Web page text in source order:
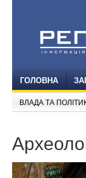
ГОЛОВНА
ВЛАДА ТА